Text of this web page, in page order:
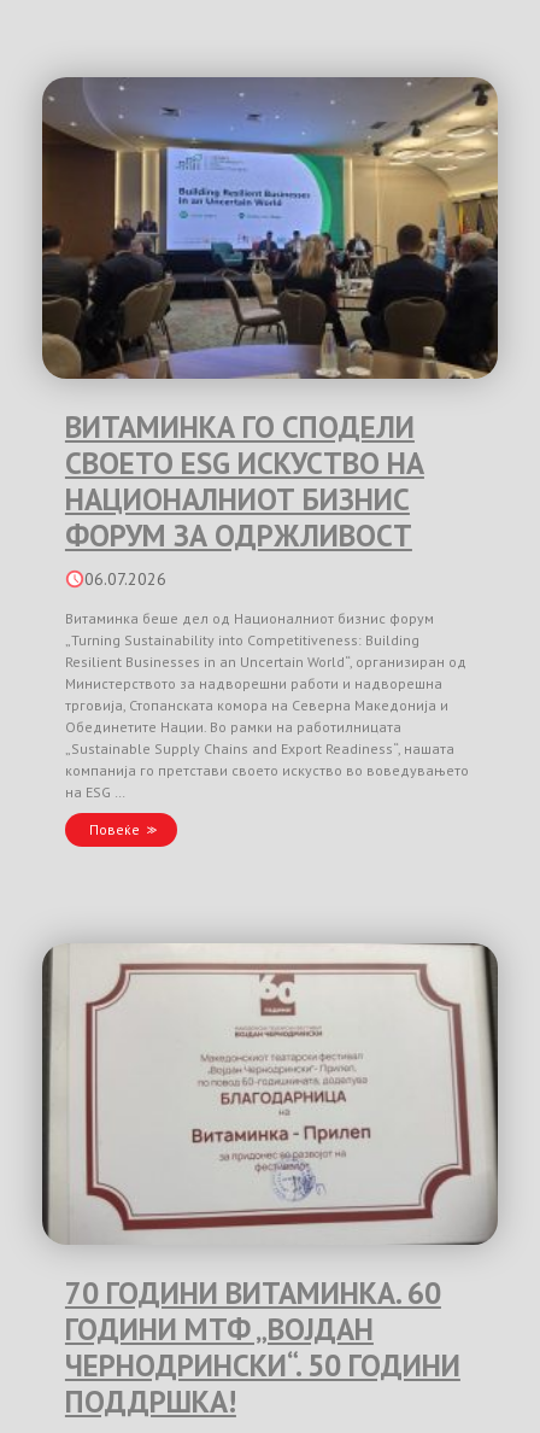
ВИТАМИНКА ГО СПОДЕЛИ
СВОЕТО ESG ИСКУСТВО НА
НАЦИОНАЛНИОТ БИЗНИС
ФОРУМ ЗА ОДРЖЛИВОСТ
06.07.2026
Витаминка беше дел од Националниот бизнис форум
„Turning Sustainability into Competitiveness: Building
Resilient Businesses in an Uncertain World“, организиран од
Министерството за надворешни работи и надворешна
трговија, Стопанската комора на Северна Македонија и
Обединетите Нации. Во рамки на работилницата
„Sustainable Supply Chains and Export Readiness“, нашата
компанија го претстави своето искуство во воведувањето
на ESG …
Повеќе
70 ГОДИНИ ВИТАМИНКА. 60
ГОДИНИ МТФ „ВОЈДАН
ЧЕРНОДРИНСКИ“. 50 ГОДИНИ
ПОДДРШКА!